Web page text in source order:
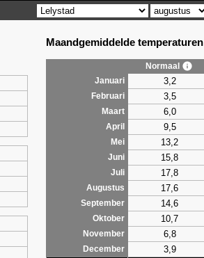
Maandgemiddelde temperaturen
Normaal
Januari
3,2
Februari 3,5
Maart 6,0
April 9,5
Mei 13,2
Juni 15,8
Juli 17,8
Augustus 17,6
September
14,6
Oktober
10,7
November
6,8
December
3,9